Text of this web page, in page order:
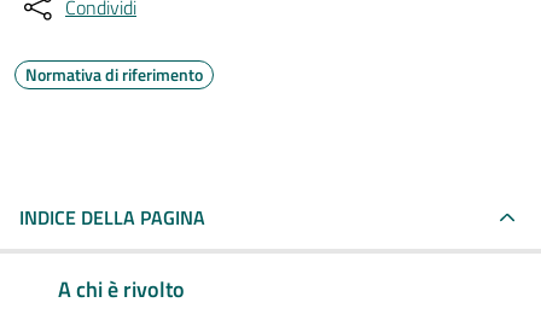
Condividi
Normativa di riferimento
INDICE DELLA PAGINA
A chi è rivolto